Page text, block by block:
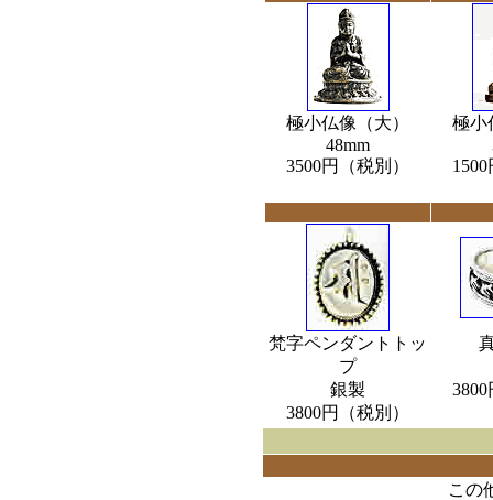
極小仏像（大）
48mm
3500円（税別）
極小
梵字ペンダントトッ
プ
銀製
3800円（税別）
この